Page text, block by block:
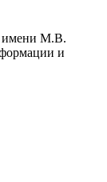
имени М.В.
и